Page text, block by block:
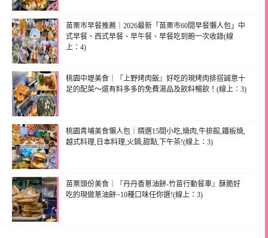
苗栗市早餐推薦｜2026最新「苗栗市60間早餐懶人包」中
式早餐、西式早餐、早午餐、早餐吃到飽一次收錄(線
上：4)
桃園中壢美食｜『上野烤肉飯』好吃的現烤肉排搭誠意十
足的配菜～還有料多多的免費湯品及飲料暢飲！(線上：3)
桃園青埔美食懶人包｜精選15間小吃,燒肉,牛排館,鐵板燒,
越式料理,日本料理,火鍋,甜點,下午茶!(線上：3)
苗栗頭份美食｜『丹丹香蔥油餅-竹苗行動餐車』酥脆好
吃的現做蔥油餅~10種口味任你選!(線上：3)